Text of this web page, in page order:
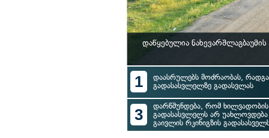
დაწყებულია
1
დაასრულებს მოძრაობას,
გადასასვლელზე გადასვლას
3
დარწმუნდება, რომ
გადასასვლელს არ
გაივლის რკინიგზის